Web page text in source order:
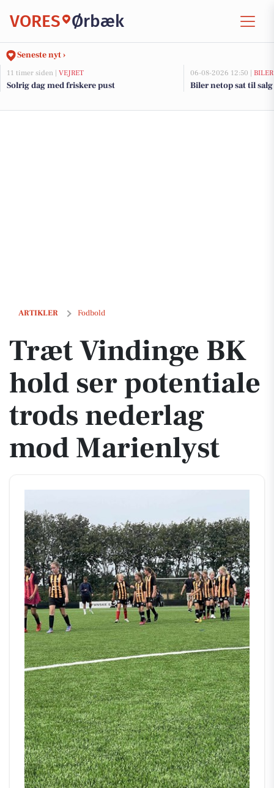
VORES Ørbæk
Seneste nyt ›
11 timer siden | VEJRET
Solrig dag med friskere pust
06-08-2026 12:50 | BILER
Biler netop sat til
ARTIKLER Fodbold
Træt Vindinge BK hold ser potentiale trods nederlag mod Marienlyst
Træt Vindinge BK
hold ser potentiale
trods nederlag
mod Marienlyst